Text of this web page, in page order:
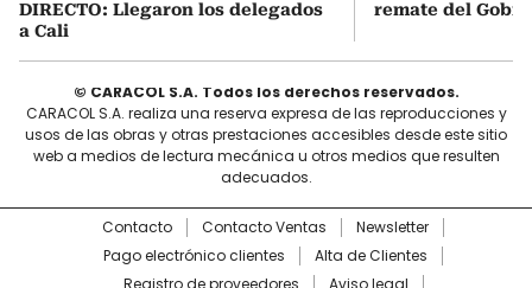
DIRECTO: Llegaron los delegados
a Cali
remate del
© CARACOL S.A. Todos los derechos reservados.
CARACOL S.A. realiza una reserva expresa de las reproducciones y
usos de las obras y otras prestaciones accesibles desde este sitio
web a medios de lectura mecánica u otros medios que resulten
adecuados.
Contacto Contacto Ventas
Newsletter
Pago electrónico clientes
Alta de Clientes